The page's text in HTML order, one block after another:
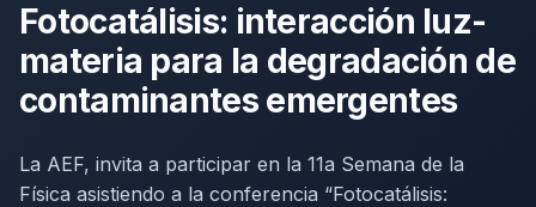
Fotocatálisis: interacción luz-
materia para la degradación de
contaminantes emergentes
La AEF, invita a participar en la 11a Semana de la
Física asistiendo a la conferencia “Fotocatálisis: